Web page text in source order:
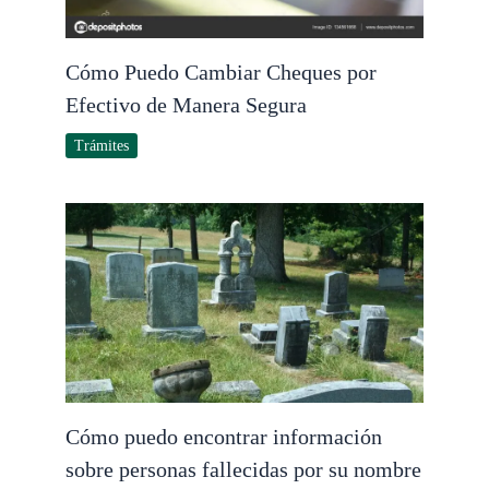
Cómo Puedo Cambiar Cheques por
Efectivo de Manera Segura
Trámites
Cómo puedo encontrar información
sobre personas fallecidas por su nombre